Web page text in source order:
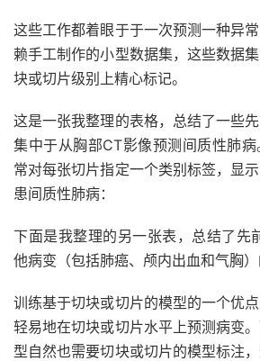
这些工作都着眼于于一次预测一种异
赖手工制作的小型数据集，这些数据
块或切片级别上精心标记。
这是一张我整理的表格，总结了一些
集中于从胸部CT影像预测间质性肺
常对每张切片指定一个类别标签，显
患间质性肺病：
下面是我整理的另一张表，总结了先
他病变（包括肺癌、颅内出血和气胸）
训练基于切块或切片的模型的一个优
轻易地在切块或切片水平上预测病变
型自然也需要切块或切片的模型标注